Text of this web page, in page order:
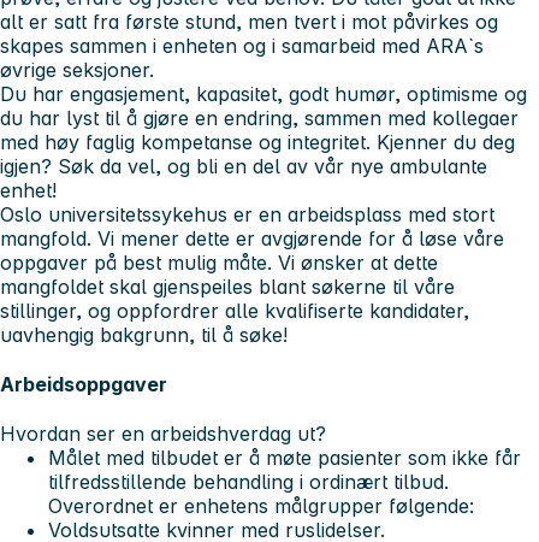
alt er satt fra første stund, men tvert i mot påvirkes og
skapes sammen i enheten og i samarbeid med ARA`s
øvrige seksjoner.
Du har engasjement, kapasitet, godt humør, optimisme og
du har lyst til å gjøre en endring, sammen med kollegaer
med høy faglig kompetanse og integritet. Kjenner du deg
igjen? Søk da vel, og bli en del av vår nye ambulante
enhet!
Oslo universitetssykehus er en arbeidsplass med stort
mangfold. Vi mener dette er avgjørende for å løse våre
oppgaver på best mulig måte. Vi ønsker at dette
mangfoldet skal gjenspeiles blant søkerne til våre
stillinger, og oppfordrer alle kvalifiserte kandidater,
uavhengig bakgrunn, til å søke!
Arbeidsoppgaver
Hvordan ser en arbeidshverdag ut?
Målet med tilbudet er å møte pasienter som ikke får
tilfredsstillende behandling i ordinært tilbud.
Overordnet er enhetens målgrupper følgende:
Voldsutsatte kvinner med ruslidelser.